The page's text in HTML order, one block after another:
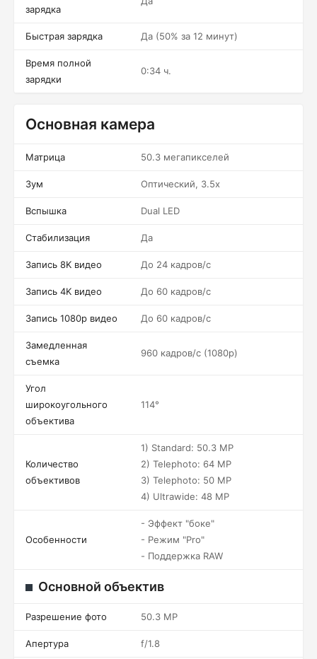
зарядка
Быстрая зарядка Да (50% за 12 минут)
Время полной
зарядки
0:34 ч.
Основная камера
Матрица 50.3 мегапикселей
Зум Оптический, 3.5x
Вспышка Dual LED
Стабилизация Да
Запись 8K видео До 24 кадров/c
Запись 4K видео До 60 кадров/c
Запись 1080p видео До 60 кадров/c
Замедленная
съемка
960 кадров/c (1080p)
Угол
широкоугольного
объектива
114°
Количество
объективов
1) Standard: 50.3 MP
2) Telephoto: 64 MP
3) Telephoto: 50 MP
4) Ultrawide: 48 MP
Особенности
- Эффект "боке"
- Режим "Pro"
- Поддержка RAW
Основной объектив
Разрешение фото 50.3 MP
Апертура f/1.8